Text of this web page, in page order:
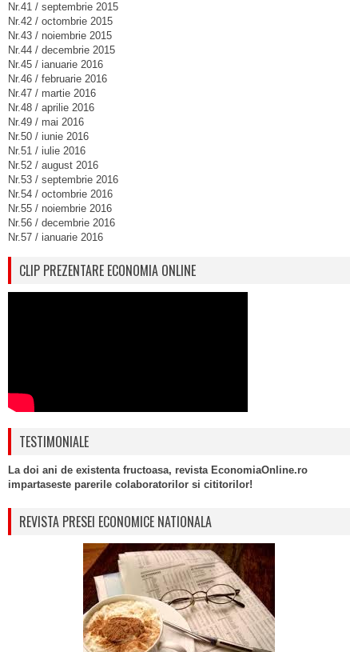
Nr.41 / septembrie 2015
Nr.42 / octombrie 2015
Nr.43 / noiembrie 2015
Nr.44 / decembrie 2015
Nr.45 / ianuarie 2016
Nr.46 / februarie 2016
Nr.47 / martie 2016
Nr.48 / aprilie 2016
Nr.49 / mai 2016
Nr.50 / iunie 2016
Nr.51 / iulie 2016
Nr.52 / august 2016
Nr.53 / septembrie 2016
Nr.54 / octombrie 2016
Nr.55 / noiembrie 2016
Nr.56 / decembrie 2016
Nr.57 / ianuarie 2016
CLIP PREZENTARE ECONOMIA ONLINE
TESTIMONIALE
La doi ani de existenta fructoasa, revista EconomiaOnline.ro
impartaseste parerile colaboratorilor si cititorilor!
REVISTA PRESEI ECONOMICE NATIONALA